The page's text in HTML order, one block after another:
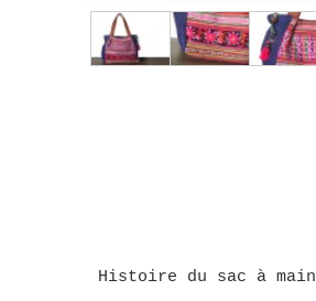
Histoire du sac à main